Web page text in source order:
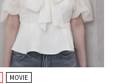
MOVIE